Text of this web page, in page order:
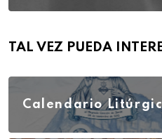
TAL VEZ PUEDA
Calendario